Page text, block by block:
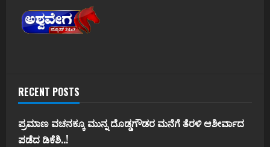
RECENT POSTS
ಪ್ರಮಾಣ ವಚನಕ್ಕೂ ಮುನ್ನ ದೊಡ್ಡಗೌಡರ ಮನೆಗೆ ತೆರಳಿ ಆಶೀರ್ವಾದ
ಪಡೆದ ಡಿಕೆಶಿ..!